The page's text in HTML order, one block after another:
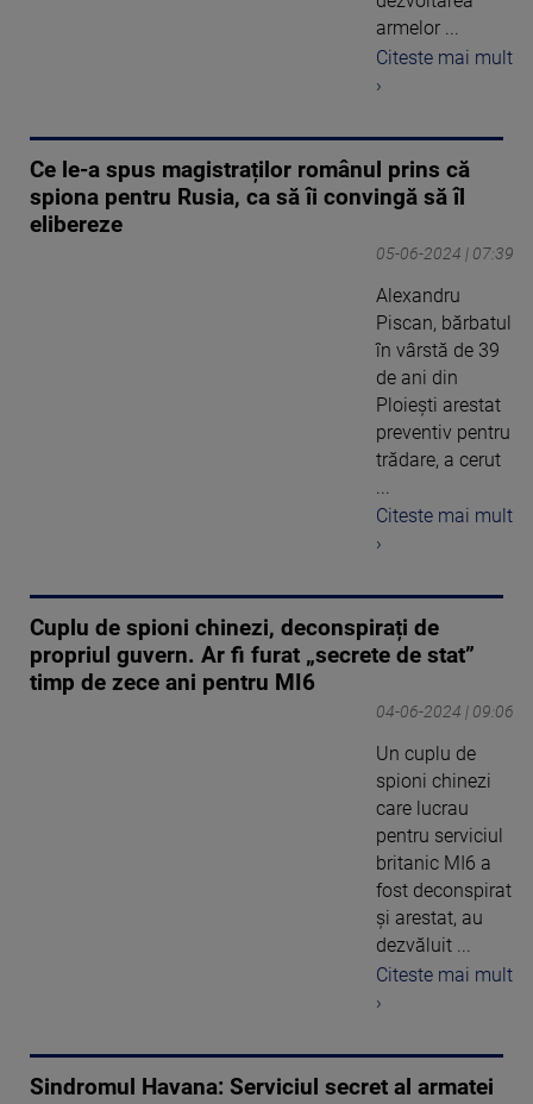
armelor ...
Citeste mai mult
›
Ce le-a spus magistraților românul prins că
spiona pentru Rusia, ca să îi convingă să îl
elibereze
05-06-2024 | 07:39
Alexandru
Piscan, bărbatul
în vârstă de 39
de ani din
Ploiești arestat
preventiv pentru
trădare, a cerut
...
Citeste mai mult
›
Cuplu de spioni chinezi, deconspirați de
propriul guvern. Ar fi furat „secrete de stat”
timp de zece ani pentru MI6
04-06-2024 | 09:06
Un cuplu de
spioni chinezi
care lucrau
pentru serviciul
britanic MI6 a
fost deconspirat
și arestat, au
dezvăluit ...
Citeste mai mult
›
Sindromul Havana: Serviciul secret al armatei